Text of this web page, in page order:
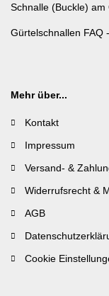
Schnalle (Buckle)
Gürtelschnallen FAQ
Mehr über...
Kontakt
Impressum
Versand- &
Widerrufsrecht &
AGB
Cookie